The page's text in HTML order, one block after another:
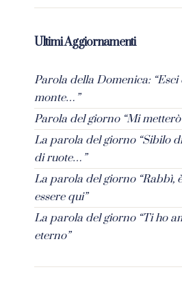
Ultimi Aggiornamenti
Parola della Domenica: “Esci
monte…”
Parola del giorno “Mi
La parola del giorno “Sibilo
di ruote…”
La parola del giorno “Rabbì,
essere qui”
La parola del giorno “Ti ho
eterno”